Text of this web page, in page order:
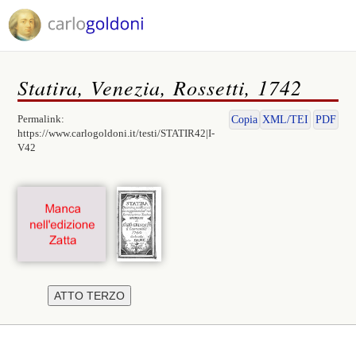
Statira, Venezia, Rossetti, 1742
Permalink:
https://www.carlogoldoni.it/testi/STATIR42|I-
V42
Copia XML/TEI PDF